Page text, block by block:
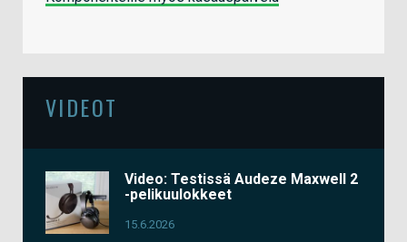
VIDEOT
Video: Testissä Audeze Maxwell 2
-pelikuulokkeet
15.6.2026